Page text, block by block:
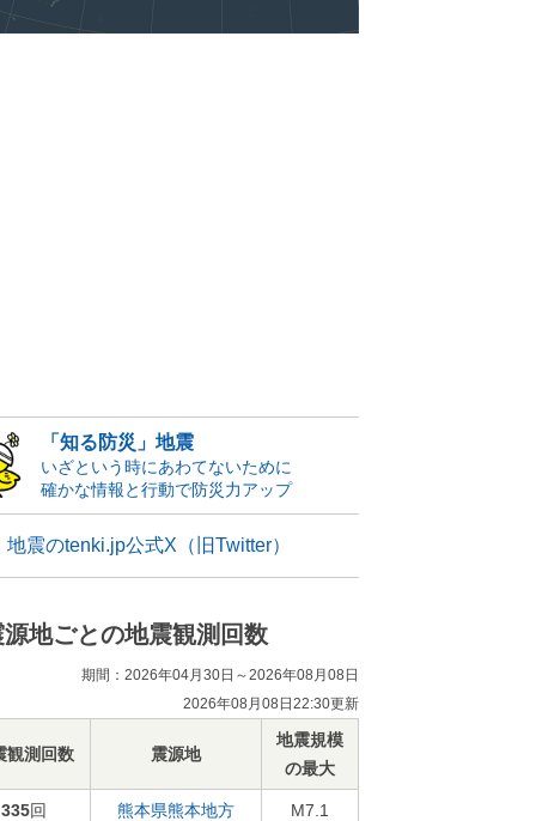
「知る防災」地震
いざという時にあわてないために
確かな情報と行動で防災力アップ
地震のtenki.jp公式X（旧Twitter）
源地ごとの地震観測回数
期間：2026年04月30日～2026年08月08日
2026年08月08日22:30更新
観測回数 震源地
地震規模
の最大
335回 熊本県熊本地方 M7.1